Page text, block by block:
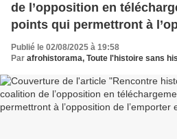
de l’opposition en
points qui permettront à
l’emporter en 2025. par Luc
Publié le 02/08/2025 à 19:58
Par afrohistorama, Toute l'histoire sans